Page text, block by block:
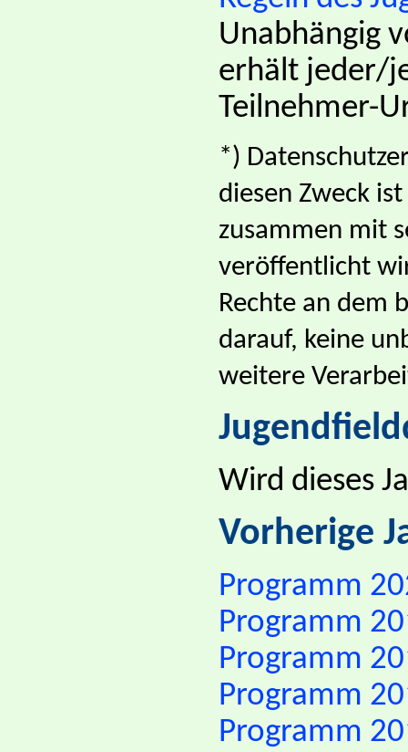
Unabhängig
erhält jeder/
Teilnehmer-
*)
diesen Zweck
zusammen mit
veröffentlicht
Rechte an dem
darauf, keine
weitere
Wird dieses
Vorherige
Programm
Programm
Programm
Programm
Programm